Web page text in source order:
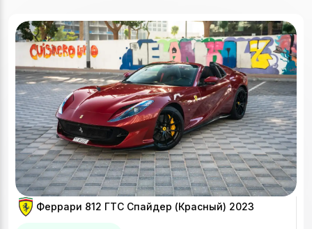
Феррари 812 ГТС Спайдер (Красный) 2023